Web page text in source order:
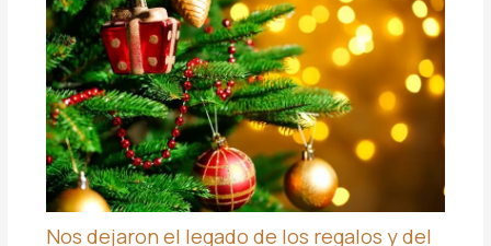
Nos dejaron el legado de los regalos y del